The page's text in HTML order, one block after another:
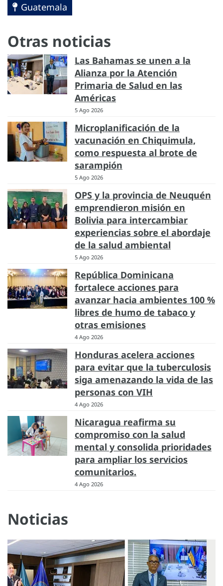
Guatemala
Otras noticias
Las Bahamas se unen a la
Alianza por la Atención
Primaria de Salud en las
Américas
5 Ago 2026
Microplanificación de la
vacunación en Chiquimula,
como respuesta al brote de
sarampión
5 Ago 2026
OPS y la provincia de Neuquén
emprendieron misión en
Bolivia para intercambiar
experiencias sobre el abordaje
de la salud ambiental
5 Ago 2026
República Dominicana
fortalece acciones para
avanzar hacia ambientes 100 %
libres de humo de tabaco y
otras emisiones
4 Ago 2026
Honduras acelera acciones
para evitar que la tuberculosis
siga amenazando la vida de las
personas con VIH
4 Ago 2026
Nicaragua reafirma su
compromiso con la salud
mental y consolida prioridades
para ampliar los servicios
comunitarios.
4 Ago 2026
Noticias